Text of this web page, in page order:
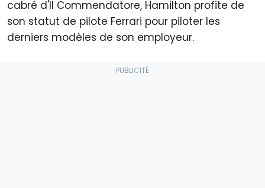
cabré d'Il Commendatore, Hamilton profite de
son statut de pilote Ferrari pour piloter les
derniers modèles de son employeur.